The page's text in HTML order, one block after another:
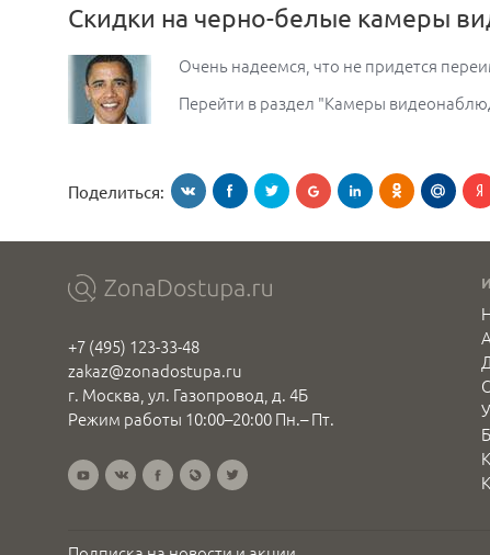
Скидки на черно-белые камеры
Очень надеемся, что не придется
Перейти в раздел "Камеры
Поделиться:
+7 (495) 123-33-48
zakaz@zonadostupa.ru
г. Москва, ул. Газопровод, д. 4Б
Режим работы 10:00–20:00 Пн.– Пт.